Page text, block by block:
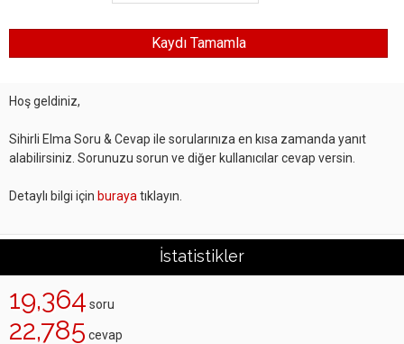
Hoş geldiniz,
Sihirli Elma Soru & Cevap ile sorularınıza en kısa zamanda yanıt
alabilirsiniz. Sorunuzu sorun ve diğer kullanıcılar cevap versin.
Detaylı bilgi için buraya tıklayın.
İstatistikler
19,364 soru
22,785 cevap